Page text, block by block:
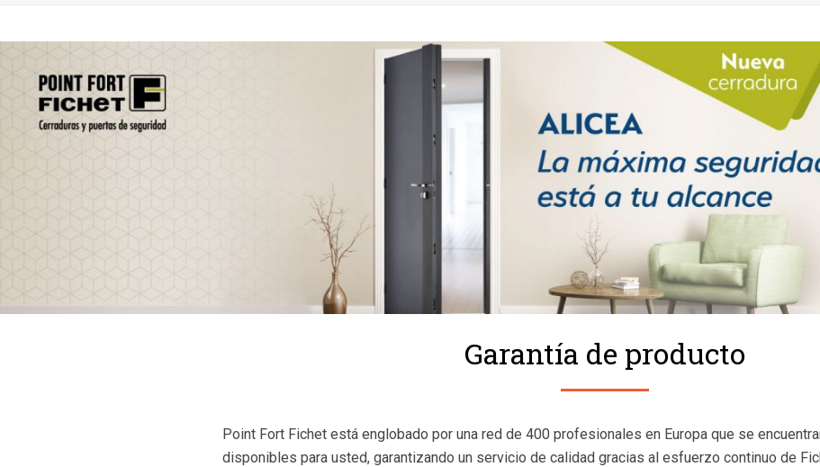
Garantía de producto
Point Fort Fichet está englobado por una red de 400 profesionales en Europa que se
disponibles para usted, garantizando un servicio de calidad gracias al esfuerzo continuo de